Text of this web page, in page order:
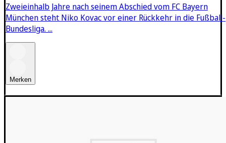
Zweieinhalb Jahre nach seinem Abschied vom FC Bayern
München steht Niko Kovac vor einer Rückkehr in die Fußball-
Bundesliga. ...
Merken